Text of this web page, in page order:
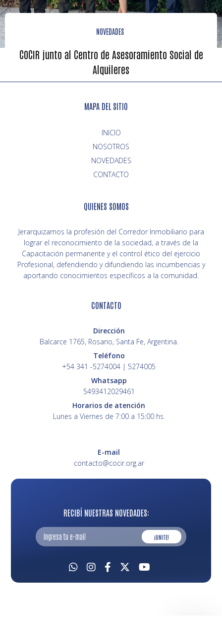
NOVEDADES
COCIR junto al Centro de Asesoramiento Social de
Alquileres
RECIBÍ NUESTRAS NOVEDADES:
¡UNITE!
MAPA DEL SITIO
INICIO
NOVEDADES
CONTACTO
QUIENES SOMOS
Jerarquizamos la profesión del Corredor Inmobiliario para
lograr el reconocimiento de la sociedad, a través de la
Capacitación permanente y el control ético del ejercicio
Profesional, defendiendo y difundiendo las incumbencias y
aportando conocimientos específicos a la comunidad.
CONTACTO
Dirección
Balcarce 1765, Rosario, Santa Fe, Argentina.
Teléfono
+54 341 -5274004 | 5274005
Whatsapp
5493412029461
Horarios de atención
Lunes a Viernes de 7:00 a 15:00 hs.
E-mail
contacto@cocir.org.ar